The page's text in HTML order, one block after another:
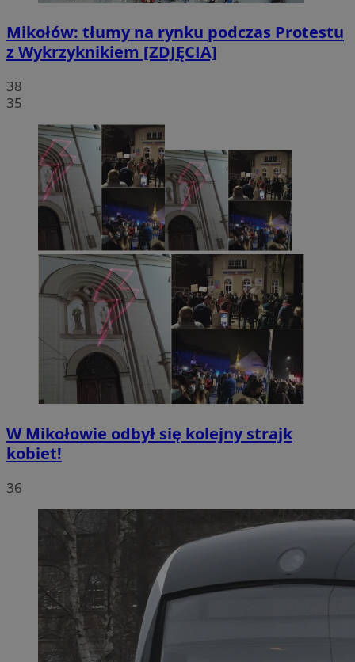
Mikołów: tłumy na rynku podczas Protestu
z Wykrzyknikiem [ZDJĘCIA]
38
35
W Mikołowie odbył się kolejny strajk
kobiet!
36